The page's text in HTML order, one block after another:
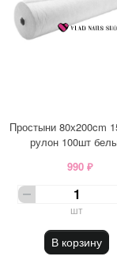
Простыни 80х200cm
рулон 100шт
990 ₽
шт
В корзину